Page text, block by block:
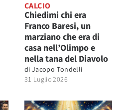
CALCIO
Chiedimi chi era
Franco Baresi, un
marziano che era di
casa nell’Olimpo e
nella tana del Diavolo
di Jacopo Tondelli
31 Luglio 2026